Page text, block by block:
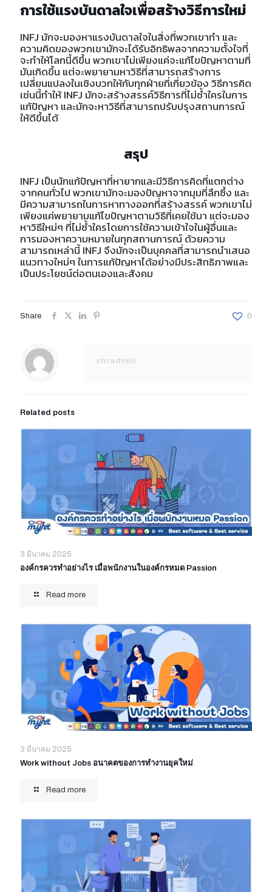
การใช้แรงบันดาลใจเพื่อสร้างวิธีการใหม่
INFJ มักจะมองหาแรงบันดาลใจในสิ่งที่พวกเขาทำ และ
ความคิดของพวกเขามักจะได้รับอิทธิพลจากความตั้งใจที่
จะทำให้โลกนี้ดีขึ้น พวกเขาไม่เพียงแค่จะแก้ไขปัญหาตามที่
มันเกิดขึ้น แต่จะพยายามหาวิธีที่สามารถสร้างการ
เปลี่ยนแปลงในเชิงบวกให้กับทุกฝ่ายที่เกี่ยวข้อง วิธีการคิด
เช่นนี้ทำให้ INFJ มักจะสร้างสรรค์วิธีการที่ไม่ซ้ำใครในการ
แก้ปัญหา และมักจะหาวิธีที่สามารถปรับปรุงสถานการณ์
ให้ดีขึ้นได้
สรุป
INFJ เป็นนักแก้ปัญหาที่หายากและมีวิธีการคิดที่แตกต่าง
จากคนทั่วไป พวกเขามักจะมองปัญหาจากมุมที่ลึกซึ้ง และ
มีความสามารถในการหาทางออกที่สร้างสรรค์ พวกเขาไม่
เพียงแค่พยายามแก้ไขปัญหาตามวิธีที่เคยใช้มา แต่จะมอง
หาวิธีใหม่ๆ ที่ไม่ซ้ำใครโดยการใช้ความเข้าใจในผู้อื่นและ
การมองหาความหมายในทุกสถานการณ์ ด้วยความ
สามารถเหล่านี้ INFJ จึงมักจะเป็นบุคคลที่สามารถนำเสนอ
แนวทางใหม่ๆ ในการแก้ปัญหาได้อย่างมีประสิทธิภาพและ
เป็นประโยชน์ต่อตนเองและสังคม
Share 0
shradmin
Related posts
3 มีนาคม 2025
องค์กรควรทำอย่างไร เมื่อพนักงานในองค์กรหมด Passion
Read more
3 มีนาคม 2025
Work without Jobs อนาคตของการทำงานยุคใหม่
Read more